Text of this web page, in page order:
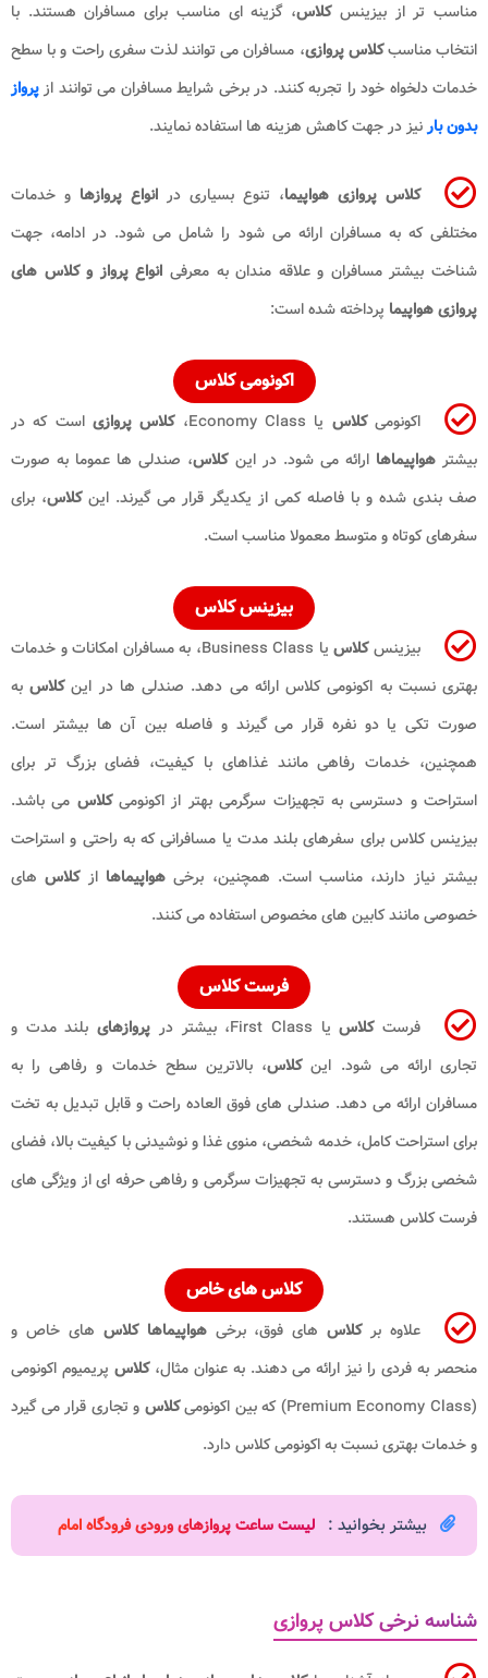
مناسب تر از بیزینسکلاس، گزینه ای مناسب برای مسافران هستند. با
انتخاب مناسبکلاس پروازی، مسافران می توانند لذت سفری راحت و با سطح
خدمات دلخواه خود را تجربه کنند. در برخی شرایط مسافران می توانند ازپرواز
بدون بارنیز در جهت کاهش هزینه ها استفاده نمایند.
کلاس پروازی هواپیما، تنوع بسیاری در انواع پروازها و خدمات
مختلفی که به مسافران ارائه می شود را شامل می شود. در ادامه، جهت
شناخت بیشتر مسافران و علاقه مندان به معرفی انواع پرواز و کلاس های
پروازی هواپیما پرداخته شده است:
اکونومی کلاس
اکونومیکلاس یا Economy Class، کلاس پروازی است که در
بیشترهواپیماها ارائه می شود. در اینکلاس، صندلی ها عموما به صورت
صف بندی شده و با فاصله کمی از یکدیگر قرار می گیرند. اینکلاس، برای
سفرهای کوتاه و متوسط معمولا مناسب است.
بیزینس کلاس
بیزینسکلاس
یا Business Class، به مسافران امکانات و خدمات
بهتری نسبت به اکونومی کلاس ارائه می دهد. صندلی ها در اینکلاسبه
صورت تکی یا دو نفره قرار می گیرند و فاصله بین آن ها بیشتر است.
همچنین، خدمات رفاهی مانند غذاهای با کیفیت، فضای بزرگ تر برای
استراحت و دسترسی به تجهیزات سرگرمی بهتر از اکونومیکلاس می باشد.
بیزینس کلاس برای سفرهای بلند مدت یا مسافرانی که به راحتی و استراحت
بیشتر نیاز دارند، مناسب است. همچنین، برخیهواپیماها ازکلاسهای
خصوصی مانند کابین های مخصوص استفاده می کنند.
فرست کلاس
فرستکلاسیا First Class، بیشتر در پروازهایبلند مدت و
تجاری ارائه می شود. اینکلاس، بالاترین سطح خدمات و رفاهی را به
مسافران ارائه می دهد. صندلی های فوق العاده راحت و قابل تبدیل به تخت
برای استراحت کامل، خدمه شخصی، منوی غذا و نوشیدنی با کیفیت بالا، فضای
شخصی بزرگ و دسترسی به تجهیزات سرگرمی و رفاهی حرفه ای از ویژگی های
فرست کلاس هستند.
کلاس های خاص
علاوه برکلاسهای فوق، برخیهواپیماها کلاس های خاص و
منحصر به فردی را نیز ارائه می دهند. به عنوان مثال،کلاس پریمیوم اکونومی
(Premium Economy Class) که بین اکونومی
کلاس و تجاری قرار می گیرد
و خدمات بهتری نسبت به اکونومی کلاس دارد.
بیشتر بخوانید : لیست ساعت پروازهای ورودی فرودگاه امام
شناسه نرخی کلاس پروازی